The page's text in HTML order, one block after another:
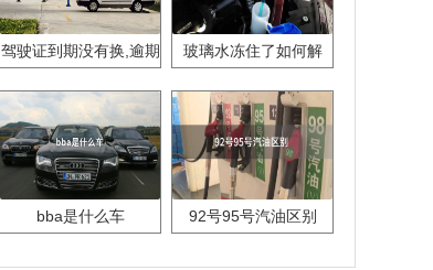
驾驶证到期没有换,逾期
玻璃水冻住了如何解
bba是什么车 92号95号汽油区别